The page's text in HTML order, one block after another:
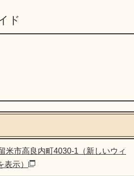
ド
米市高良内町4030-1（新しいウィ
示）